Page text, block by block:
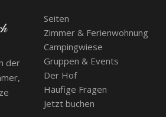
der
Seiten
Zimmer & Ferienwohnung
Campingwiese
Gruppen & Events
Der Hof
Häufige Fragen
Jetzt buchen